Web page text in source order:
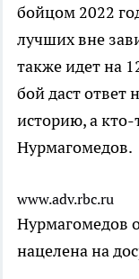
бойцом 2022
лучших вне
также идет на
бой даст ответ
историю, а
Нурмагомедов.
www.adv.rbc.ru
Нурмагомедов
нацелена на